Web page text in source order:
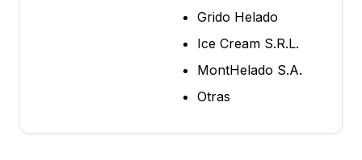
Grido Helado
Ice Cream S.R.L.
MontHelado S.A.
Otras